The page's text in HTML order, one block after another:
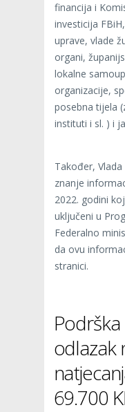
financija i
investicija
uprave, vlade
organi,
lokalne
organizacije,
posebna tijela
instituti i sl. ) i
Također,
znanje
2022. godini
uključeni u
Federalno
da ovu
stranici.
odlazak
69.700